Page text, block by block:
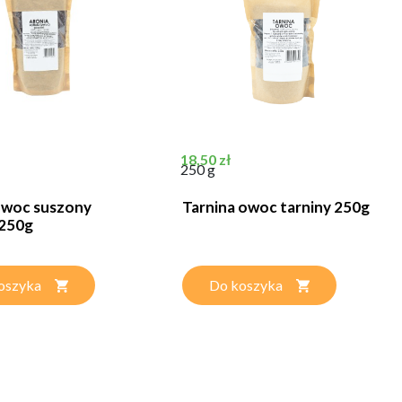
suszony
Cena
18,50 zł
250 g
Tarnina owoc tarniny 250g
Do koszyka